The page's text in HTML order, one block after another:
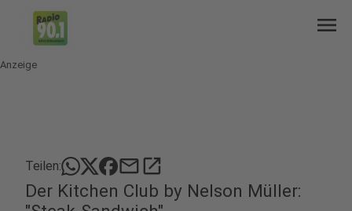
menu
Anzeige
Teilen: mailopen_in_new
Der Kitchen Club by Nelson Müller: